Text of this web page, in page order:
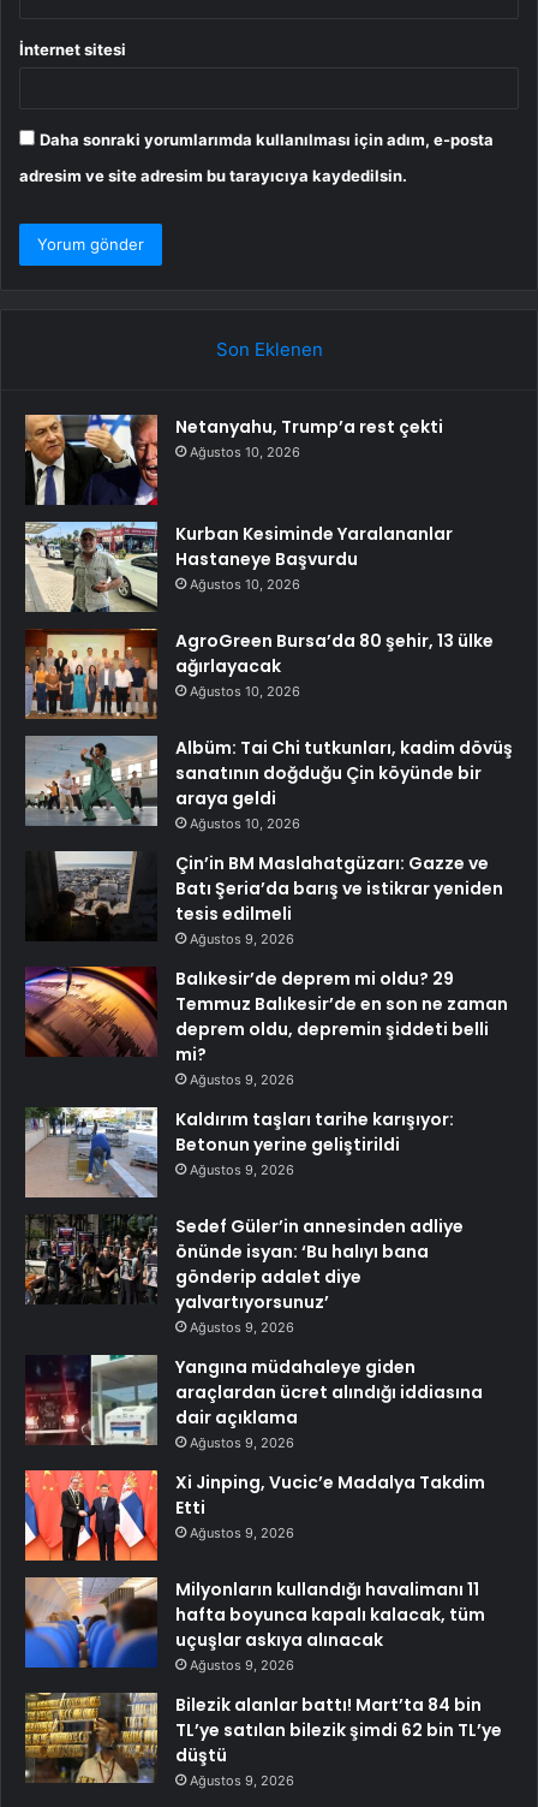
İnternet sitesi
Daha sonraki yorumlarımda kullanılması için adım, e-posta
adresim ve site adresim bu tarayıcıya kaydedilsin.
Son Eklenen
Netanyahu, Trump’a rest çekti
Ağustos 10, 2026
Kurban Kesiminde Yaralananlar
Hastaneye Başvurdu
Ağustos 10, 2026
AgroGreen Bursa’da 80 şehir, 13 ülke
ağırlayacak
Ağustos 10, 2026
Albüm: Tai Chi tutkunları, kadim dövüş
sanatının doğduğu Çin köyünde bir
araya geldi
Ağustos 10, 2026
Çin’in BM Maslahatgüzarı: Gazze ve
Batı Şeria’da barış ve istikrar yeniden
tesis edilmeli
Ağustos 9, 2026
Balıkesir’de deprem mi oldu? 29
Temmuz Balıkesir’de en son ne zaman
deprem oldu, depremin şiddeti belli
mi?
Ağustos 9, 2026
Kaldırım taşları tarihe karışıyor:
Betonun yerine geliştirildi
Ağustos 9, 2026
Sedef Güler’in annesinden adliye
önünde isyan: ‘Bu halıyı bana
gönderip adalet diye
yalvartıyorsunuz’
Ağustos 9, 2026
Yangına müdahaleye giden
araçlardan ücret alındığı iddiasına
dair açıklama
Ağustos 9, 2026
Xi Jinping, Vucic’e Madalya Takdim
Etti
Ağustos 9, 2026
Milyonların kullandığı havalimanı 11
hafta boyunca kapalı kalacak, tüm
uçuşlar askıya alınacak
Ağustos 9, 2026
Bilezik alanlar battı! Mart’ta 84 bin
TL’ye satılan bilezik şimdi 62 bin TL’ye
düştü
Ağustos 9, 2026